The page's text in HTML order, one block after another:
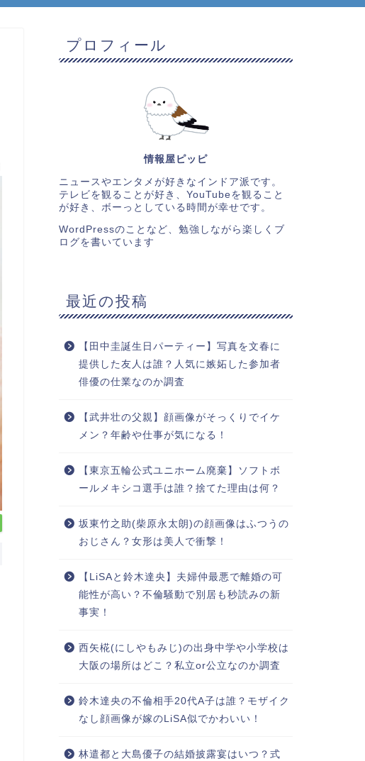
プロフィール
情報屋ピッピ
ニュースやエンタメが好きなインドア派です。
テレビを観ることが好き、YouTubeを観ること
が好き、ボーっとしている時間が幸せです。
WordPressのことなど、勉強しながら楽しくブ
ログを書いています
最近の投稿
【田中圭誕生日パーティー】写真を文春に
提供した友人は誰？人気に嫉妬した参加者
俳優の仕業なのか調査
【武井壮の父親】顔画像がそっくりでイケ
メン？年齢や仕事が気になる！
【東京五輪公式ユニホーム廃棄】ソフトボ
ールメキシコ選手は誰？捨てた理由は何？
坂東竹之助(柴原永太朗)の顔画像はふつうの
おじさん？女形は美人で衝撃！
【LiSAと鈴木達央】夫婦仲最悪で離婚の可
能性が高い？不倫騒動で別居も秒読みの新
事実！
西矢椛(にしやもみじ)の出身中学や小学校は
大阪の場所はどこ？私立or公立なのか調査
鈴木達央の不倫相手20代A子は誰？モザイク
なし顔画像が嫁のLiSA似でかわいい！
林遣都と大島優子の結婚披露宴はいつ？式